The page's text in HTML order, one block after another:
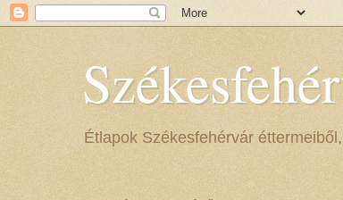
Étlapok Székesfehérvár